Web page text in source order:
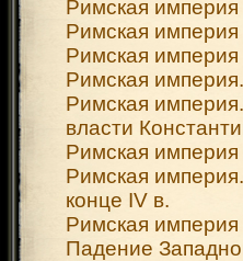
Римская
Римская империя
Римская империя
Римская
Римская
власти
Римская
Римская
конце IV в.
Римская
Падение